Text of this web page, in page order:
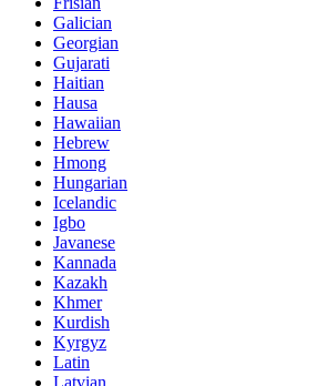
Galician
Georgian
Gujarati
Haitian
Hausa
Hawaiian
Hebrew
Hmong
Hungarian
Icelandic
Igbo
Javanese
Kannada
Kazakh
Khmer
Kurdish
Kyrgyz
Latin
Latvian